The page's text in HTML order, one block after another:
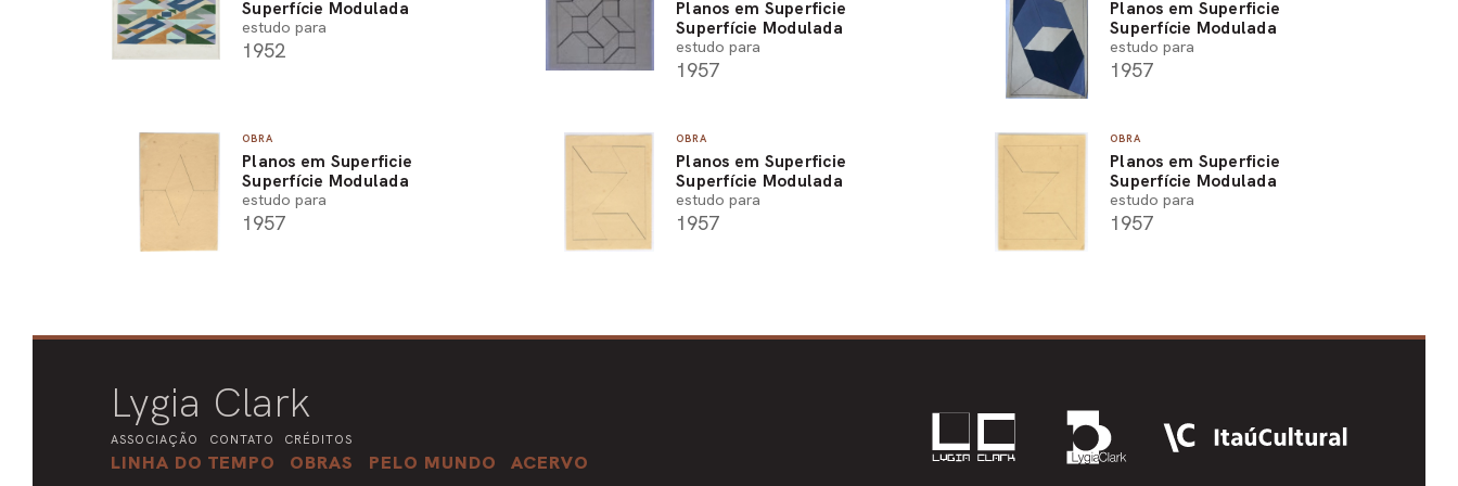
Superfície Modulada
estudo para
1952
Planos em Superficie
Superfície Modulada
estudo para
1957
Planos em Superficie
Superfície Modulada
estudo para
1957
OBRA
Planos em Superficie
Superfície Modulada
estudo para
1957
OBRA
Planos em Superficie
Superfície Modulada
estudo para
1957
OBRA
Planos em Superficie
Superfície Modulada
estudo para
1957
Lygia Clark
ASSOCIAÇÃO CONTATO CRÉDITOS
LINHA DO TEMPO OBRAS PELO MUNDO ACERVO